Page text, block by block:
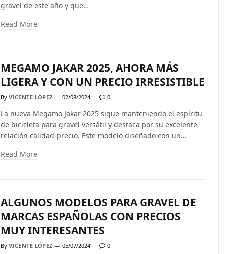
gravel de este año y que…
Read More
MEGAMO JAKAR 2025, AHORA MÁS
LIGERA Y CON UN PRECIO IRRESISTIBLE
By VICENTE LÓPEZ 02/08/2024 0
La nueva Megamo Jakar 2025 sigue manteniendo el espíritu
de bicicleta para gravel versátil y destaca por su excelente
relación calidad-precio. Este modelo diseñado con un…
Read More
ALGUNOS MODELOS PARA GRAVEL DE
MARCAS ESPAÑOLAS CON PRECIOS
MUY INTERESANTES
By VICENTE LÓPEZ 05/07/2024 0